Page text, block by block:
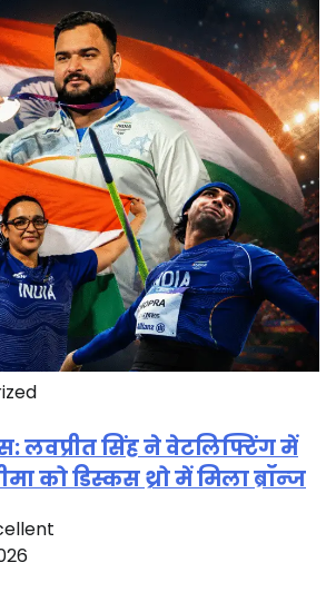
लवप्रीत सिंह ने वेटलिफ्टिंग में
को डिस्कस थ्रो में मिला ब्रॉन्ज